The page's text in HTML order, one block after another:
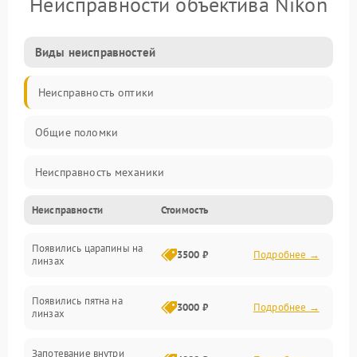
Виды неисправностей
Неисправность оптики
Общие поломки
Неисправность механики
Неисправность электроники (если объектив с мотором/
Прочие неисправности
Неисправности Стоимость
Появились царапины на
линзах
3500 ₽ Подробнее →
Появились пятна на
линзах
3000 ₽ Подробнее →
Запотевание внутри